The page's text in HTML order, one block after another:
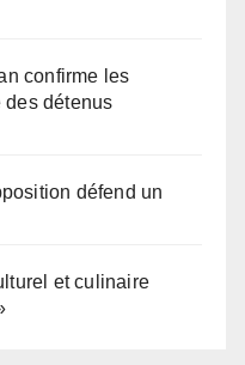
confirme les
détenus
défend un
et culinaire